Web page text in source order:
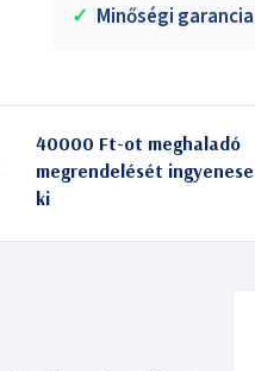
✓ Minőségi garancia
40000 Ft-ot meghaladó
megrendelését
ki